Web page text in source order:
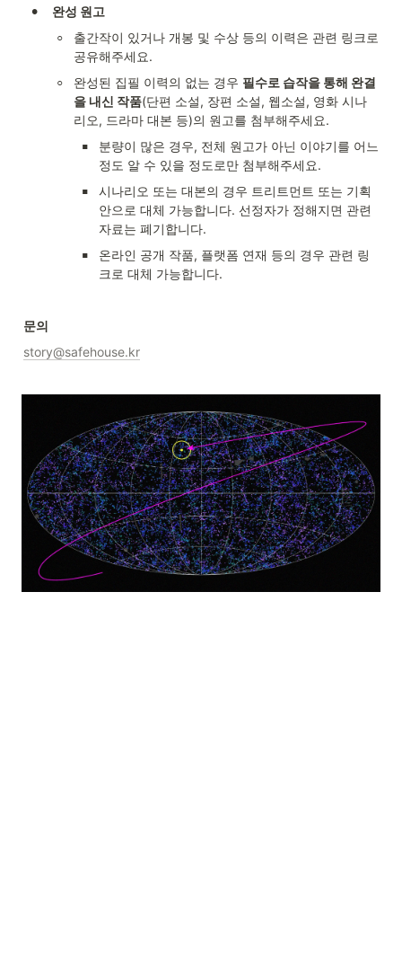
• 완성 원고
◦
출간작이 있거나 개봉 및 수상 등의 이력은 관련 링크로
공유해주세요.
◦ 완성된 집필 이력의 없는 경우 필수로 습작을 통해 완결
을 내신 작품(단편 소설, 장편 소설, 웹소설, 영화 시나
리오, 드라마 대본 등)의 원고를 첨부해주세요.
▪
분량이 많은 경우, 전체 원고가 아닌 이야기를 어느
정도 알 수 있을 정도로만 첨부해주세요.
▪
시나리오 또는 대본의 경우 트리트먼트 또는 기획
안으로 대체 가능합니다. 선정자가 정해지면 관련
자료는 폐기합니다.
▪
온라인 공개 작품, 플랫폼 연재 등의 경우 관련 링
크로 대체 가능합니다.
문의
story@safehouse.kr